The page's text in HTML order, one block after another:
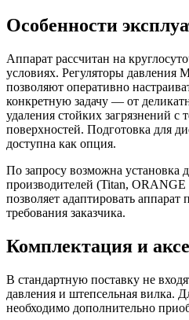
Особенности
Аппарат рассчитан на
условиях. Регуляторы давления
позволяют оперативно
конкретную задачу — от
удаления стойких загрязнений с
поверхностей. Подготовка для
доступна как опция.
По запросу возможна установка
производителей (Titan,
позволяет адаптировать
требования заказчика.
Комплектация и
В стандартную поставку не
давления и штепсельная вилка.
необходимо дополнительно